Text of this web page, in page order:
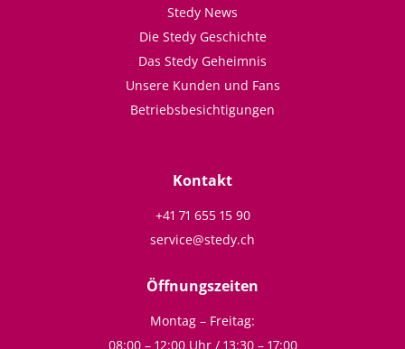
Stedy News
Die Stedy Geschichte
Das Stedy Geheimnis
Unsere Kunden und Fans
Betriebsbesichtigungen
Kontakt
+41 71 655 15 90
service@stedy.ch
Öffnungszeiten
Montag – Freitag:
08:00 – 12:00 Uhr / 13:30 – 17:00